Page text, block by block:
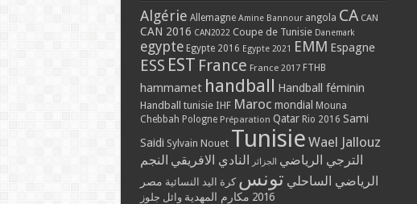
Algérie Allemagne Amine Bannour angola CA CAN
CAN 2016 CAN2022 Coupe de Tunisie Danemark
egypte Egypte 2016 Egypte 2021 EMM Espagne
ESS EST France France 2017 FTHB
hammamet handball Handball féminin
Handball tunisie IHF Maroc mondial Mouna
Chebbah Pologne Préparation Qatar Rio 2016 Sami
Saidi Sylvain Nouet Tunisie Wael Jallouz
الترجي الرياضي الجزائر النادي الافريقي النجم
الرياضي الساحلي تونس كرة اليد النسائية مصر
2016 مكارم المهدية وائل جلوز